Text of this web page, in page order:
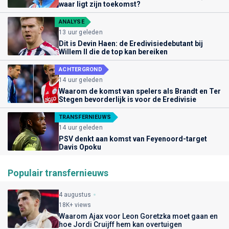
waar ligt zijn toekomst?
ANALYSE
13 uur geleden
Dit is Devin Haen: de Eredivisiedebutant bij
Willem II die de top kan bereiken
ACHTERGROND
14 uur geleden
Waarom de komst van spelers als Brandt en Ter
Stegen bevorderlijk is voor de Eredivisie
TRANSFERNIEUWS
14 uur geleden
PSV denkt aan komst van Feyenoord-target
Davis Opoku
Populair transfernieuws
4 augustus
18K+ views
Waarom Ajax voor Leon Goretzka moet gaan en
hoe Jordi Cruijff hem kan overtuigen